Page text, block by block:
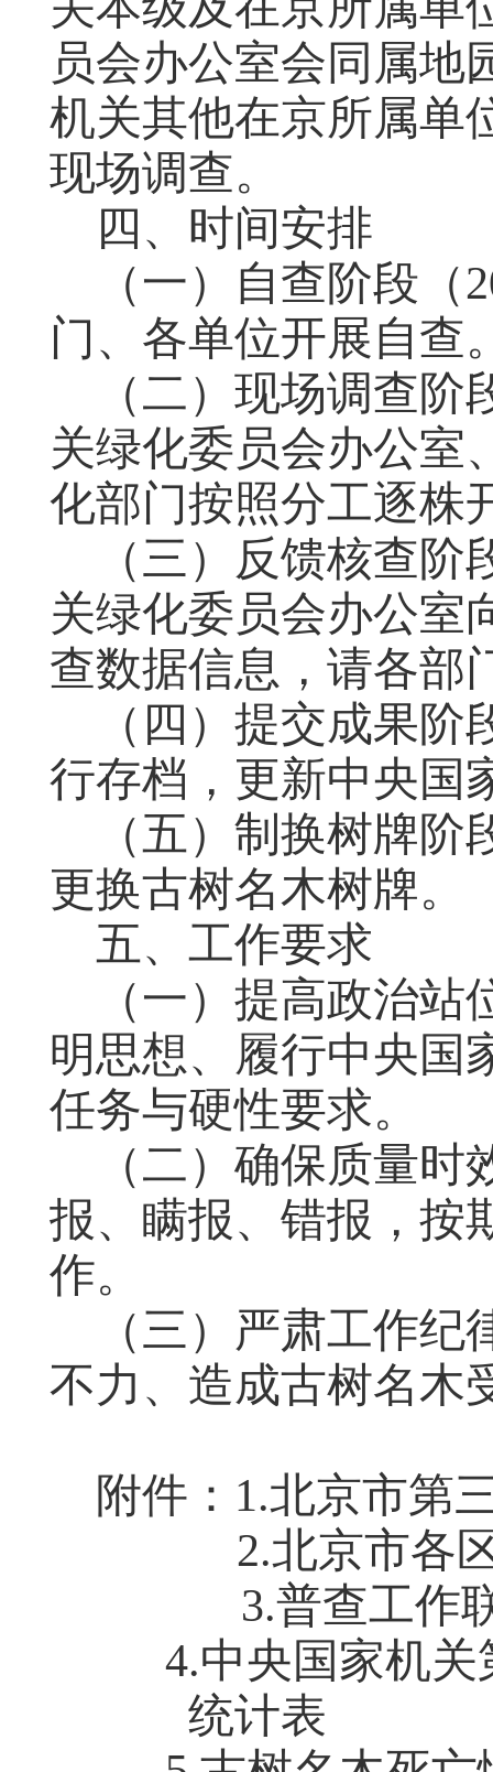
员会办公室会同 属地
机关其他在京所属单
现场调查。
四 、 时间安排
（一）自查阶段（
门、各单位开展自查
（二）现场调查阶
关绿化委员会办公室
化部门按照分工逐株
（三）反馈核查阶
关绿化委员会办公室
查数据信息，请各部
（四）提交成果阶
行存档，更新中央国
（五）制换树牌阶
更换古树名木树牌。
五、工作要求
（一）提高政治站
明思想、履行中央国
任务与硬性要求。
（二）确保质量时
报、瞒报、错报，按
作。
（三）严肃工作纪
不力、造成古树名木
附件： 1.北京市第
2.北京市各区
3.普查工作联
4.中央国家机
统计表